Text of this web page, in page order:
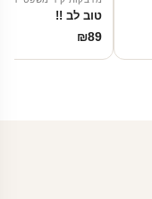
טוב לב !!
₪89